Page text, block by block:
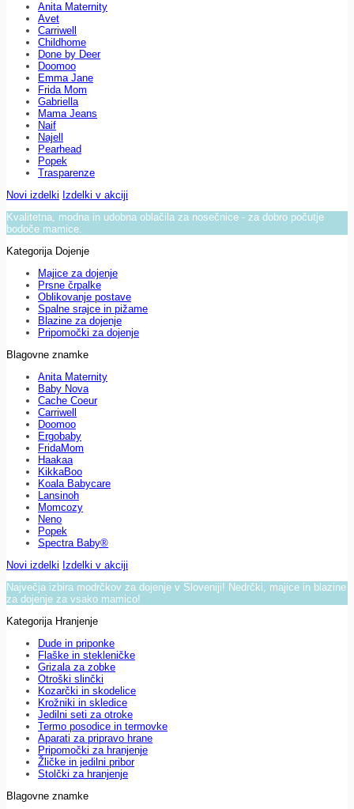
Anita Maternity
Avet
Carriwell
Childhome
Done by Deer
Doomoo
Emma Jane
Frida Mom
Gabriella
Mama Jeans
Naif
Najell
Pearhead
Popek
Trasparenze
Novi izdelki Izdelki v akciji
Kvalitetna, modna in udobna oblačila za nosečnice - za dobro počutje
bodoče mamice.
Kategorija Dojenje
Majice za dojenje
Prsne črpalke
Oblikovanje postave
Spalne srajce in pižame
Blazine za dojenje
Pripomočki za dojenje
Blagovne znamke
Anita Maternity
Baby Nova
Cache Coeur
Carriwell
Doomoo
Ergobaby
FridaMom
Haakaa
KikkaBoo
Koala Babycare
Lansinoh
Momcozy
Neno
Popek
Spectra Baby®
Novi izdelki Izdelki v akciji
Največja izbira modrčkov za dojenje v Sloveniji! Nedrčki, majice in blazine
za dojenje za vsako mamico!
Kategorija Hranjenje
Dude in priponke
Flaške in stekleničke
Grizala za zobke
Otroški slinčki
Kozarčki in skodelice
Krožniki in skledice
Jedilni seti za otroke
Termo posodice in termovke
Aparati za pripravo hrane
Pripomočki za hranjenje
Žličke in jedilni pribor
Stolčki za hranjenje
Blagovne znamke